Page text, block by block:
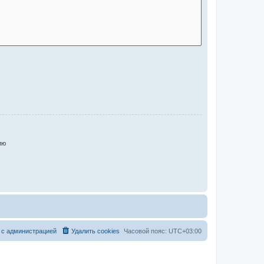
Часовой пояс: UTC+03:00
Удалить cookies
администрацией